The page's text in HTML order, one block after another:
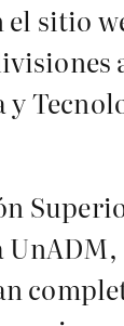
el sitio
y